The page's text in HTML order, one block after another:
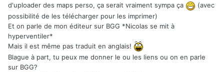
d'uploader des maps perso, ça serait vraiment sympa ça
(avec
possibilité de les télécharger pour les imprimer)
Et on parle de mon éditeur sur BGG *Nicolas se mit à
hyperventiler*
Mais il est même pas traduit en anglais!
Blague à part, tu peux me donner le ou les liens ou on en parle
sur BGG?